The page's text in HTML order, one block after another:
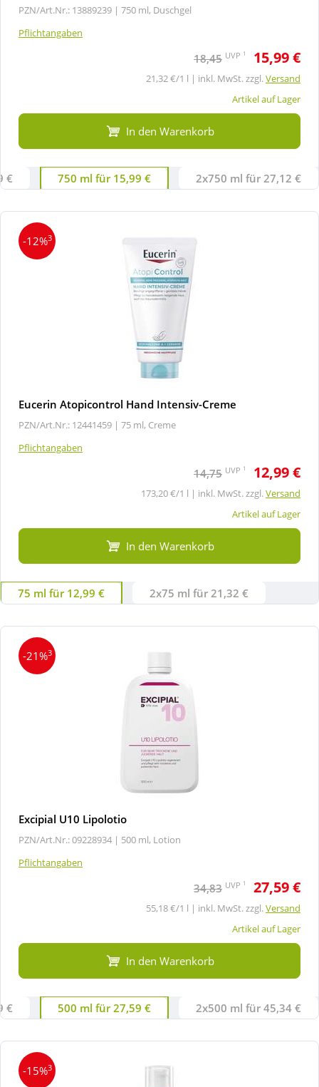
PZN/Art.Nr.: 13889239 | 750 ml, Duschgel
Pflichtangaben
18,45 UVP 1 15,99 €
21,32 €/1 l | inkl. MwSt. zzgl.Versand
Artikel auf Lager
In den Warenkorb
€ 750 ml für 15,99 € 2x750 ml für 27,12 €
-12%3
Eucerin Atopicontrol Hand Intensiv-Creme
PZN/Art.Nr.: 12441459 | 75 ml, Creme
Pflichtangaben
14,75 UVP 1 12,99 €
173,20 €/1 l | inkl. MwSt. zzgl.Versand
Artikel auf Lager
In den Warenkorb
75 ml für 12,99 € 2x75 ml für 21,32 €
-21%3
Excipial U10 Lipolotio
PZN/Art.Nr.: 09228934 | 500 ml, Lotion
Pflichtangaben
34,83 UVP 1 27,59 €
55,18 €/1 l | inkl. MwSt. zzgl.Versand
Artikel auf Lager
In den Warenkorb
€ 500 ml für 27,59 € 2x500 ml für 45,34 €
-15%3